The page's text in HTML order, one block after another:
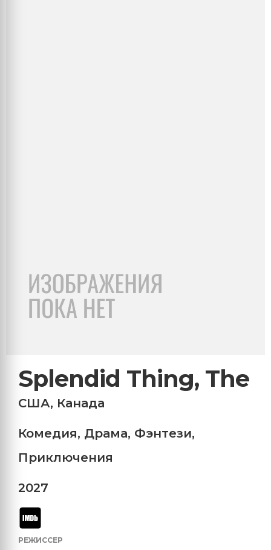
Splendid Thing, The
США, Канада
Комедия, Драма, Фэнтези,
Приключения
2027
РЕЖИССЕР